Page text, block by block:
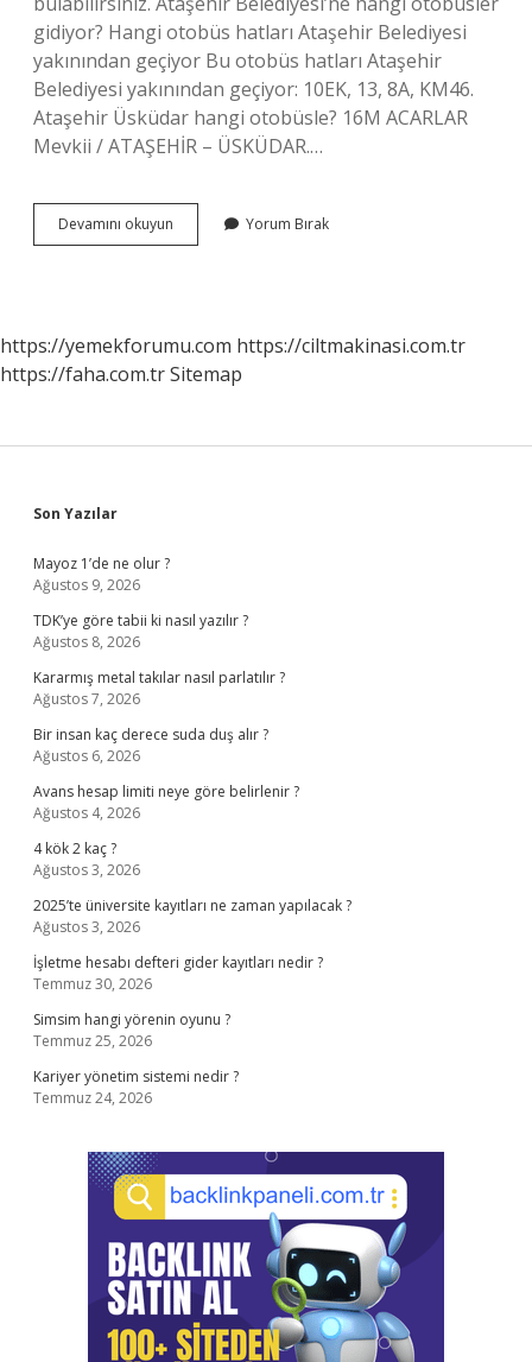
gidiyor? Hangi otobüs hatları Ataşehir Belediyesi
yakınından geçiyor Bu otobüs hatları Ataşehir
Belediyesi yakınından geçiyor: 10EK, 13, 8A, KM46.
Ataşehir Üsküdar hangi otobüsle? 16M ACARLAR
Mevkii / ATAŞEHİR – ÜSKÜDAR.…
Devamını okuyun Ataşehirden
Hangi
Yorum Bırak
https://yemekforumu.com https://ciltmakinasi.com.tr
https://faha.com.trSitemap
Sidebar
Son Yazılar
Mayoz 1’de ne olur ?
Ağustos 9, 2026
TDK’ye göre tabii ki nasıl yazılır ?
Ağustos 8, 2026
Kararmış metal takılar nasıl parlatılır ?
Ağustos 7, 2026
Bir insan kaç derece suda duş alır ?
Ağustos 6, 2026
Avans hesap limiti neye göre belirlenir ?
Ağustos 4, 2026
4 kök 2 kaç ?
Ağustos 3, 2026
2025’te üniversite kayıtları ne zaman yapılacak ?
Ağustos 3, 2026
İşletme hesabı defteri gider kayıtları nedir ?
Temmuz 30, 2026
Simsim hangi yörenin oyunu ?
Temmuz 25, 2026
Kariyer yönetim sistemi nedir ?
Temmuz 24, 2026